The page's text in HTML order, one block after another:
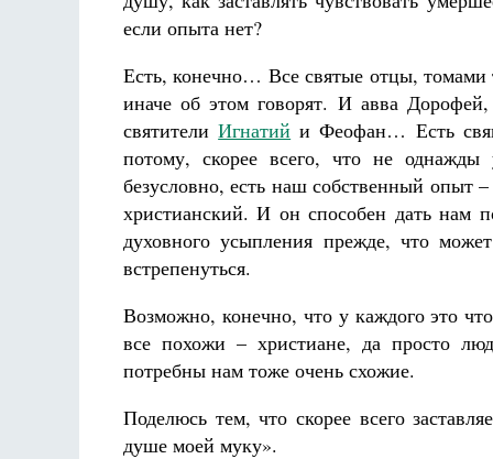
если опыта нет?
Есть, конечно… Все святые отцы,
иначе об этом говорят. И авва
святителиИгнатий и Феофан… Есть
потому, скорее всего, что не
безусловно, есть наш собственный опыт
христианский. И он способен дать нам
духовного усыпления прежде, что
встрепенуться.
Возможно, конечно, что у каждого это
все похожи – христиане, да просто
потребны нам тоже очень схожие.
Поделюсь тем, что скорее всего
душе моей муку».